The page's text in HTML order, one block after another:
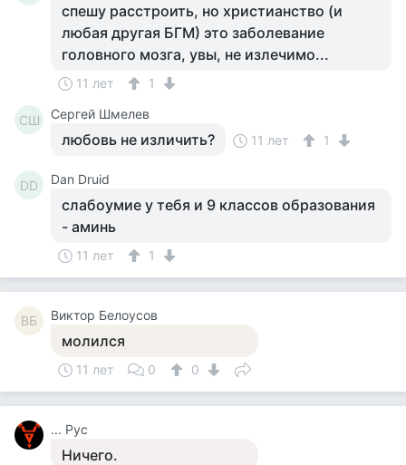
спешу расстроить, но христианство (и
любая другая БГМ) это заболевание
головного мозга, увы, не излечимо...
11 лет 1
СШ Сергей Шмелев
любовь не изличить? 11 лет 1
DD Dan Druid
слабоумие у тебя и 9 классов образования
- аминь
11 лет 1
ВБ Виктор Белоусов
молился
11 лет 0 0
... Рус
Ничего.